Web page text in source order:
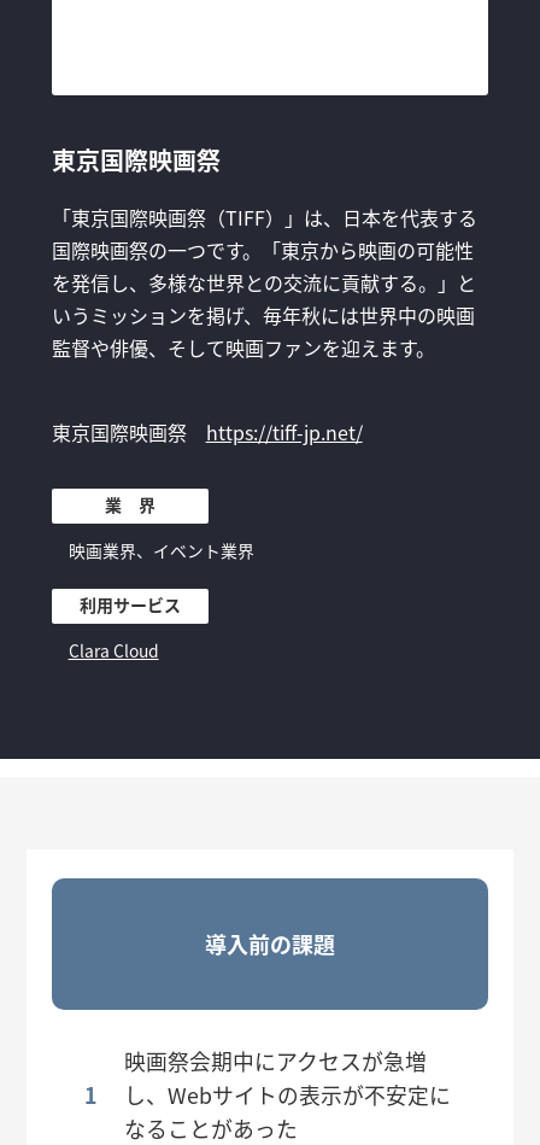
東京国際映画祭
「東京国際映画祭（TIFF）」は、日本を代表する
国際映画祭の一つです。「東京から映画の可能性
を発信し、多様な世界との交流に貢献する。」と
いうミッションを掲げ、毎年秋には世界中の映画
監督や俳優、そして映画ファンを迎えます。
東京国際映画祭 https://tiff-jp.net/
業 界
映画業界、イベント業界
利用サービス
Clara Cloud
導入前の課題
映画祭会期中にアクセスが急増
し、Webサイトの表示が不安定に
なることがあった